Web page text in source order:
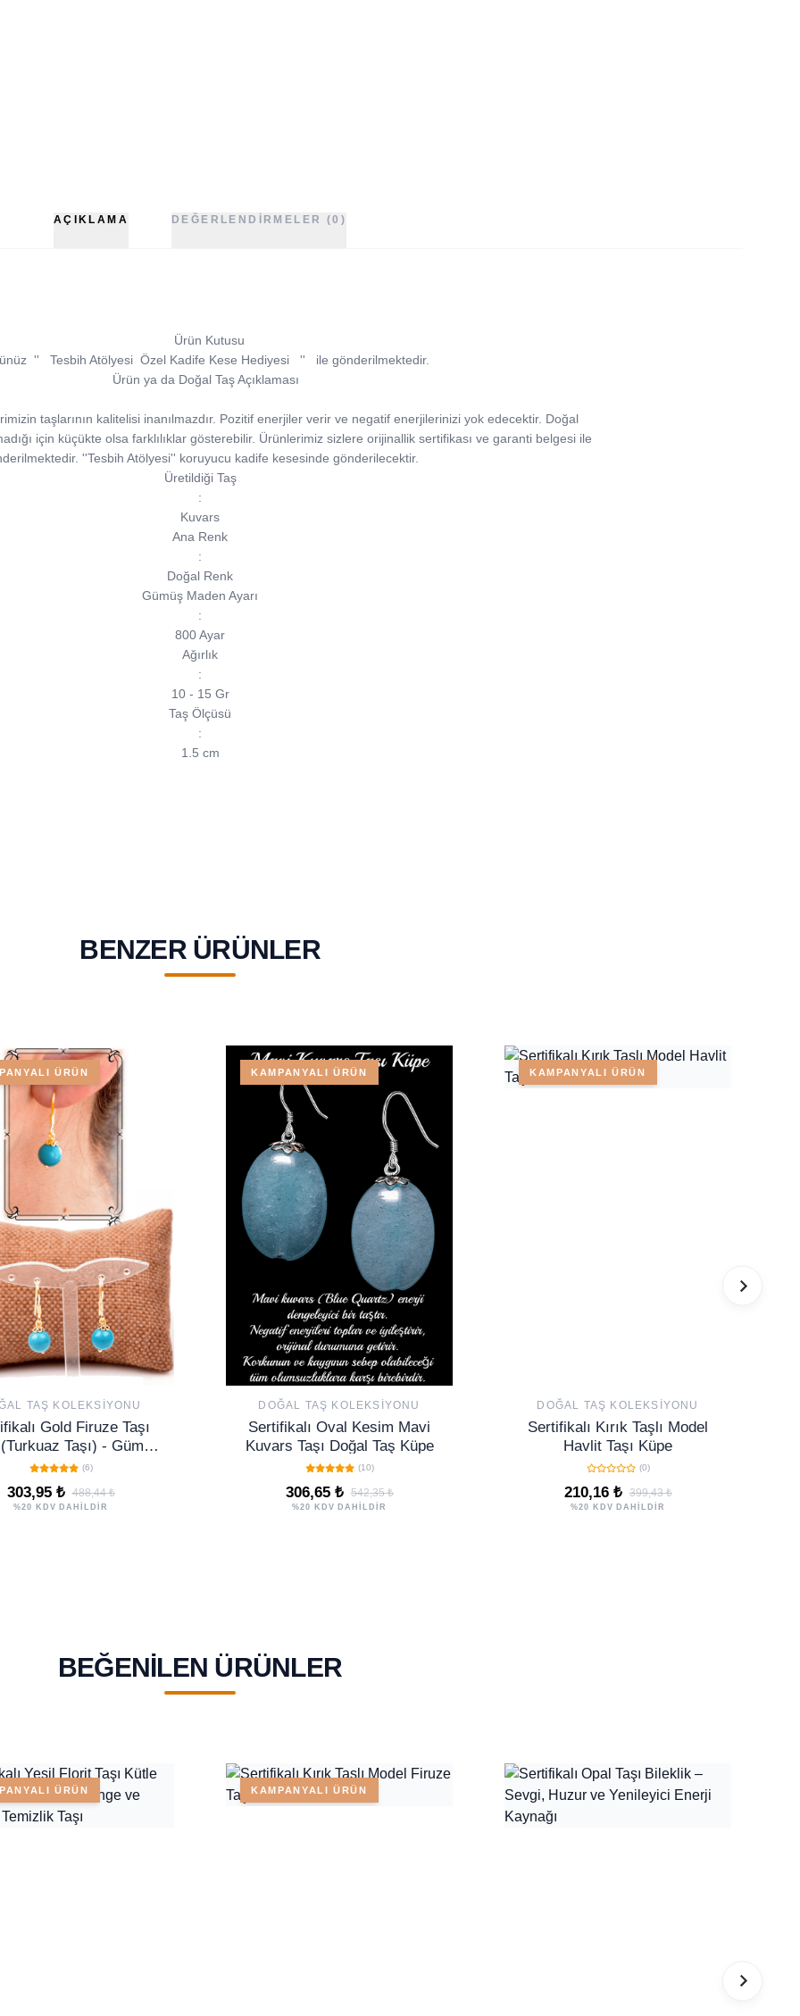
AÇIKLAMA DEĞERLENDIRMELER (0)
Ürün Kutusu
'' Tesbih AtölyesiÖzel Kadife Kese Hediyesi ''
ile gönderilmektedir.
Ürün ya da Doğal Taş Açıklaması
taşlarının kalitelisi inanılmazdır. Pozitif enerjiler verir ve negatif enerjilerinizi yok edecektir. Doğal
için küçükte olsa farklılıklar gösterebilir. Ürünlerimiz sizlere orijinallik sertifikası ve garanti belgesi ile
''Tesbih Atölyesi'' koruyucu kadife kesesinde gönderilecektir.
Üretildiği Taş
:
Kuvars
Ana Renk
:
Doğal Renk
Gümüş Maden Ayarı
:
800 Ayar
Ağırlık
:
10 - 15 Gr
Taş Ölçüsü
:
1.5 cm
BENZER ÜRÜNLER
ÜRÜN
TAŞ KOLEKSIYONU
Gold Firuze Taşı
Taşı) - Gümüş
Aparatlı(6)
303,95 ₺ 488,44 ₺
%20 KDV DAHİLDİR
KAMPANYALI ÜRÜN
DOĞAL TAŞ KOLEKSIYONU
Sertifikalı Oval Kesim Mavi
Kuvars Taşı Doğal Taş Küpe
(10)
306,65 ₺ 542,35 ₺
%20 KDV DAHİLDİR
KAMPANYALI ÜRÜN
DOĞAL TAŞ KOLEKSIYONU
Sertifikalı Kırık Taşlı Model
Havlit Taşı Küpe
(0)
210,16 ₺ 399,43 ₺
%20 KDV DAHİLDİR
BEĞENILEN ÜRÜNLER
ÜRÜN KAMPANYALI ÜRÜN